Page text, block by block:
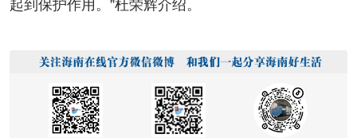
起到保护作用。”杜荣辉介绍。